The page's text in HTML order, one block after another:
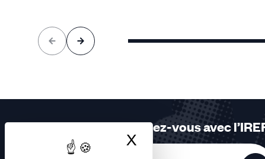
X Masquer le
4
Formez-vous avec